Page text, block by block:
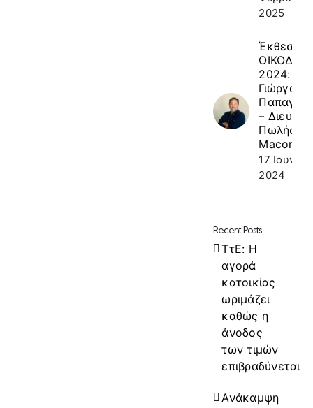
2025
Έκθεση
2024: κ.
Γιώργος
–
Macon
17
2024
Recent Posts
ΤτΕ: Η
αγορά
κατοικίας
ωριμάζει
καθώς η
άνοδος
των τιμών
επιβραδύνεται
Ανάκαμψη